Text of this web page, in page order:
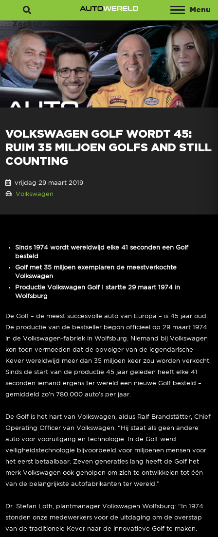
Menu
Zoeken
VOLKSWAGEN GOLF WORDT 45:
RUIM 35 MILJOEN GOLFS AND STILL
COUNTING
vrijdag 29 maart 2019
Volkswagen
Sinds 1974 wordt wereldwijd elke 41 seconden een Golf
besteld
Golf met 35 miljoen exemplaren de meestverkochte
Volkswagen
Productie Volkswagen Golf I startte 29 maart 1974 in
Wolfsburg
De Golf – de meest succesvolle auto van Europa – is 45 jaar oud.
De productie van de bestseller begon officieel op 29 maart 1974
in de Volkswagen-fabriek in Wolfsburg. Niemand bij Volkswagen
kon toen vermoeden dat de opvolger van de legendarische
Kever wereldwijd meer dan 35 miljoen keer zou worden verkocht.
Sinds de start van de productie 45 jaar geleden heeft elke 41
seconden iemand ergens ter wereld een nieuwe Golf besteld –
gemiddeld zo’n 780.000 auto’s per jaar.
De Golf is het hart van Volkswagen, aldus Ralf Brandstätter, Chief
Operating Officer van Volkswagen. “Hij staat als geen andere
auto voor vooruitgang en technologie. In de Golf werd
veiligheidstechnologie bijvoorbeeld voor miljoenen mensen voor
het eerst betaalbaar. Zeven generaties lang heeft de Golf het
merk Volkswagen ook geholpen om zich te ontwikkelen tot één
van de belangrijkste autofabrikanten ter wereld.”
Dr. Stefan Loth, plantmanager Volkswagen Wolfsburg: “In 1974
stonden onze medewerkers voor de uitdaging om de overstap
van de traditionele Kever naar de innovatieve Golf te maken.